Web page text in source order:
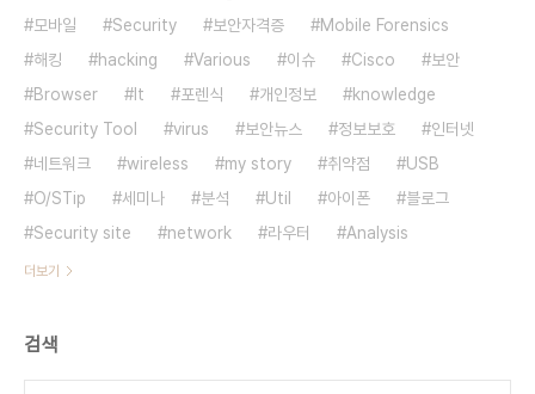
모바일
Security 보안자격증
Mobile Forensics
해킹
hacking Various 이슈 Cisco
보안
Browser
It 포렌식 개인정보
knowledge
Security Tool
virus 보안뉴스 정보보호
인터넷
네트워크
wireless my story 취약점
USB
O/STip
세미나 분석 Util 아이폰
블로그
Security site
network 라우터 Analysis
더보기
검색